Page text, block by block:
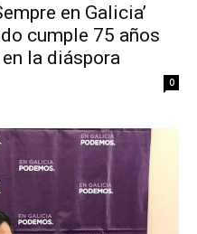
en Galicia’
cumple 75 años
la diáspora
0